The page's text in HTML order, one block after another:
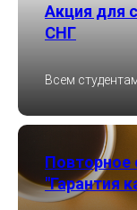
Акция для
СНГ
Всем
Повторное
"Гарантия